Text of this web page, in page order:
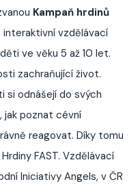
Kampaň hrdinů
interaktivní vzdělávací
ve věku 5 až 10 let.
zachraňující život.
si odnášejí do svých
jak poznat cévní
reagovat. Díky tomu
FAST. Vzdělávací
Iniciativy Angels, v ČR